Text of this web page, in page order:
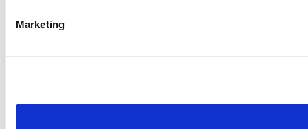
Marketing